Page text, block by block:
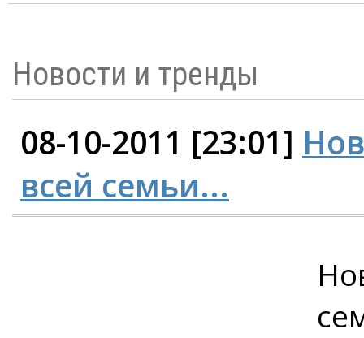
Новости и тренды
08-10-2011 [23:01]
всей семьи...